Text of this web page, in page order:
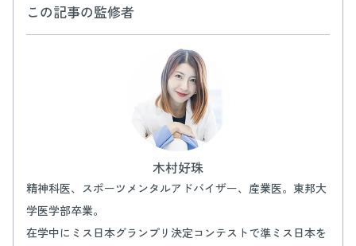
マチ、疲労回復、ひび、あかぎれ、産前産後の冷え症、に
きび
有効成分：重炭酸Na、炭酸Na、硫酸Na
その他の成分：コハク酸、クララエキス-1、ゴボウエキ
ス、ショウキョウエキス、センキュウエキス、トウキエキ
ス-1、人参エキス、桃葉エキス、マルチトール、グリシ
ン、ラウロイルグルタミン酸Na、無水ケイ酸、無水エタノ
ール、BG、香料、リボフラビン、タルク
この記事の監修者
木村好珠
精神科医、スポーツメンタルアドバイザー、産業医。東邦大
学医学部卒業。
在学中にミス日本グランプリ決定コンテストで準ミス日本を